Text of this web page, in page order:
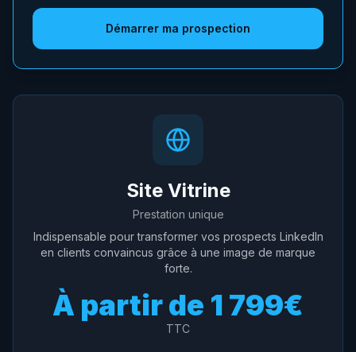
Démarrer ma prospection
Site Vitrine
Prestation unique
Indispensable pour transformer vos prospects LinkedIn
en clients convaincus grâce à une image de marque
forte.
À partir de 1 799€
TTC